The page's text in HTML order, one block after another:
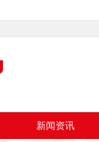
新闻资讯